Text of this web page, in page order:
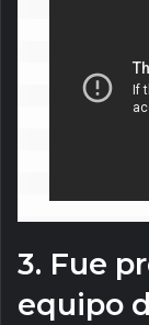
3. Fue
equipo